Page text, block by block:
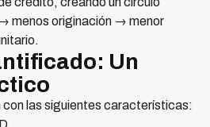
menos originación → menor
Un
las siguientes características: